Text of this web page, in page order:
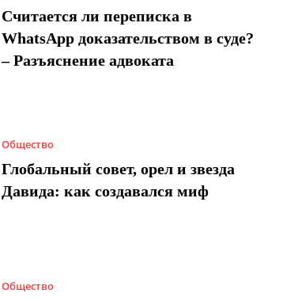
Считается ли переписка в
WhatsApp доказательством в суде?
– Разъяснение адвоката
Общество
Глобальный совет, орел и звезда
Давида: как создавался миф
Общество